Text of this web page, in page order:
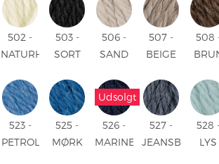
502 -
NATURHVID
NATURHVID
503 -
SORT
SORT
506 -
SAND
SAND
507 -
BEIGE
BEIGE
508
523 -
PETROL
525 -
MØRK
Udsolgt
526 -
MARINE
527 -
JEANSBLÅ
528
LYS